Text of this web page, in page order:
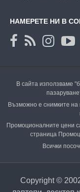
НАМЕРЕТЕ НИ В
В сайта използваме
Възможно е снимките на
Промоционалните цени
страница
Всички
Copyright ©